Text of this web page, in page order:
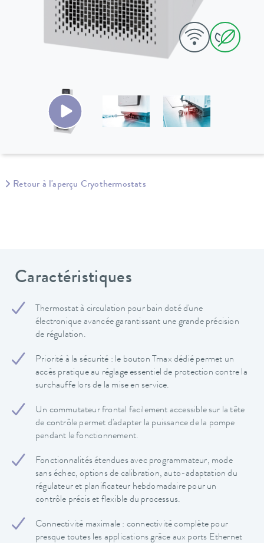
Retour à l'aperçu Cryothermostats
Caractéristiques
Thermostat à circulation pour bain doté d'une
électronique avancée garantissant une grande précision
de régulation.
Priorité à la sécurité : le bouton Tmax dédié permet un
accès pratique au réglage essentiel de protection contre la
surchauffe lors de la mise en service.
Un commutateur frontal facilement accessible sur la tête
de contrôle permet d'adapter la puissance de la pompe
pendant le fonctionnement.
Fonctionnalités étendues avec programmateur, mode
sans échec, options de calibration, auto-adaptation du
régulateur et planificateur hebdomadaire pour un
contrôle précis et flexible du processus.
Connectivité maximale : connectivité complète pour
presque toutes les applications grâce aux ports Ethernet